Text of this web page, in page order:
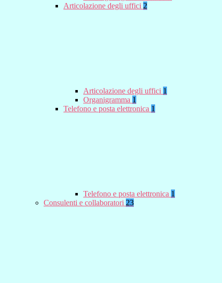
Articolazione degli uffici 2
Articolazione degli uffici 1
Organigramma 1
Telefono e posta elettronica 1
Telefono e posta elettronica 1
Consulenti e collaboratori 23